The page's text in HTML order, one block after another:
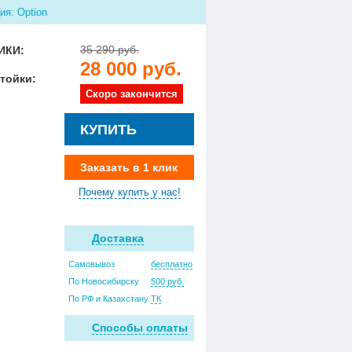
Option
35 290 руб.
28 000 руб.
Скоро закончится
КУПИТЬ
Заказать в 1 клик
Почему купить у нас!
Доставка
Самовывоз
бесплатно
По Новосибирску
500 руб.
По РФ и Казахстану ТК
Способы оплаты